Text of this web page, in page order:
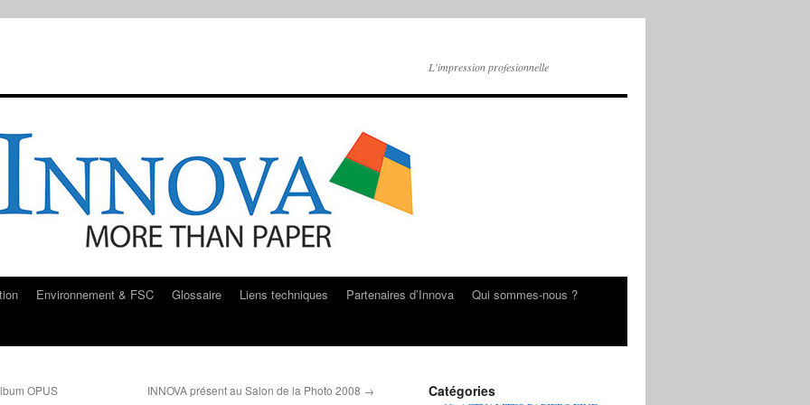
L'impression profesionnelle
Environnement & FSC Glossaire Liens techniques Partenaires d’Innova
Qui sommes-nous ?
OPUS INNOVA présent au Salon de la Photo 2008 → Catégories